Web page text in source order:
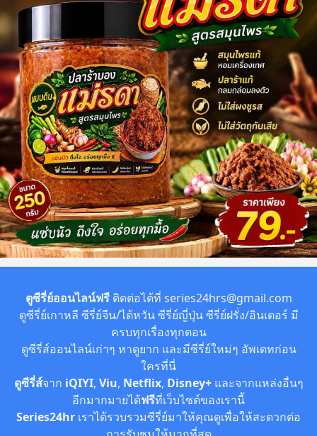
ตูซีรี่ย์ออนไลน์ฟรีติดต่อได้ที่ series24hrs@gmail.com
ดูซีรี่ย์เกาหลี ซีรี่ย์จีน/ไต้หวัน ซีรี่ย์ญี่ปุ่น ซีรี่ย์ฝรั่ง/อินเตอร์ มี
ครบทุกเรื่องทุกตอน
ดูซีรี่ส์ออนไลน์เก่าๆ หาดูยาก และมีซีรี่ย์ใหม่ๆ อัพเดทก่อน
ใครที่นี่
ดูซีรี่ส์จาก iQIYI, Viu, Netflix, Disney+ และจากแหล่งอื่นๆ
อีกมากมายได้ฟรีที่เว็บไซต์ของเรานี้
Series24hr เราได้รวบรวมซีรี่ย์มาให้คุณดูเพื่อให้สะดวกต่อ